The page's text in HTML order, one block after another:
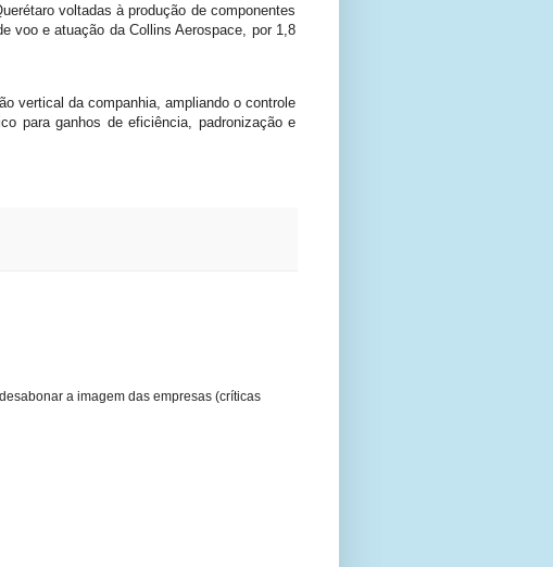
voltadas à produção de componentes
voo e atuação da Collins Aerospace, por 1,8
vertical da companhia, ampliando o controle
para ganhos de eficiência, padronização e
a imagem das empresas (críticas